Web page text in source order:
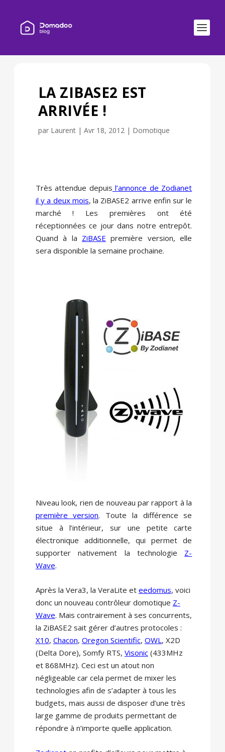
LA ZIBASE2 EST
ARRIVÉE !
par Laurent| Avr 18, 2012| Domotique
Très attendue depuis l’annonce de Zodianet
il y a deux mois, la ZiBASE2 arrive enfin sur le
marché ! Les premières ont été
réceptionnées ce jour dans notre entrepôt.
Quand à la ZiBASE première version, elle
sera disponible la semaine prochaine.
Niveau look, rien de nouveau par rapport à la
première version. Toute la différence se
situe à l’intérieur, sur une petite carte
électronique additionnelle, qui permet de
supporter nativement la technologie Z-
Wave.
Après la Vera3, la VeraLite et eedomus, voici
donc un nouveau contrôleur domotique Z-
Wave. Mais contrairement à ses concurrents,
la ZiBASE2 sait gérer d’autres protocoles :
X10, Chacon, Oregon Scientific, OWL, X2D
(Delta Dore), Somfy RTS, Visonic(433MHz
et 868MHz). Ceci est un atout non
négligeable car cela permet de mixer les
technologies afin de s’adapter à tous les
budgets, mais aussi de disposer d’une très
large gamme de produits permettant de
répondre à n’importe quelle application.